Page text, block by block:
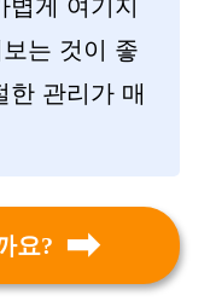
볍게 여기지
는 것이 좋
한 관리가 매
요?